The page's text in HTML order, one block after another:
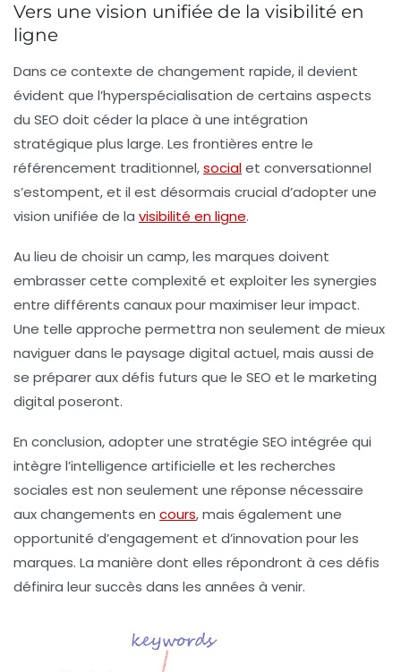
Vers une vision unifiée de la visibilité en
ligne
Dans ce contexte de changement rapide, il devient
évident que l’hyperspécialisation de certains aspects
du SEO doit céder la place à une intégration
stratégique plus large. Les frontières entre le
référencement traditionnel,socialet conversationnel
s’estompent, et il est désormais crucial d’adopter une
vision unifiée de la visibilité en ligne.
Au lieu de choisir un camp, les marques doivent
embrasser cette complexité et exploiter les synergies
entre différents canaux pour maximiser leur impact.
Une telle approche permettra non seulement de mieux
naviguer dans le paysage digital actuel, mais aussi de
se préparer aux défis futurs que le SEO et le marketing
digital poseront.
En conclusion, adopter une stratégie SEO intégrée qui
intègre l’intelligence artificielle et les recherches
sociales est non seulement une réponse nécessaire
aux changements en cours, mais également une
opportunité d’engagement et d’innovation pour les
marques. La manière dont elles répondront à ces défis
définira leur succès dans les années à venir.